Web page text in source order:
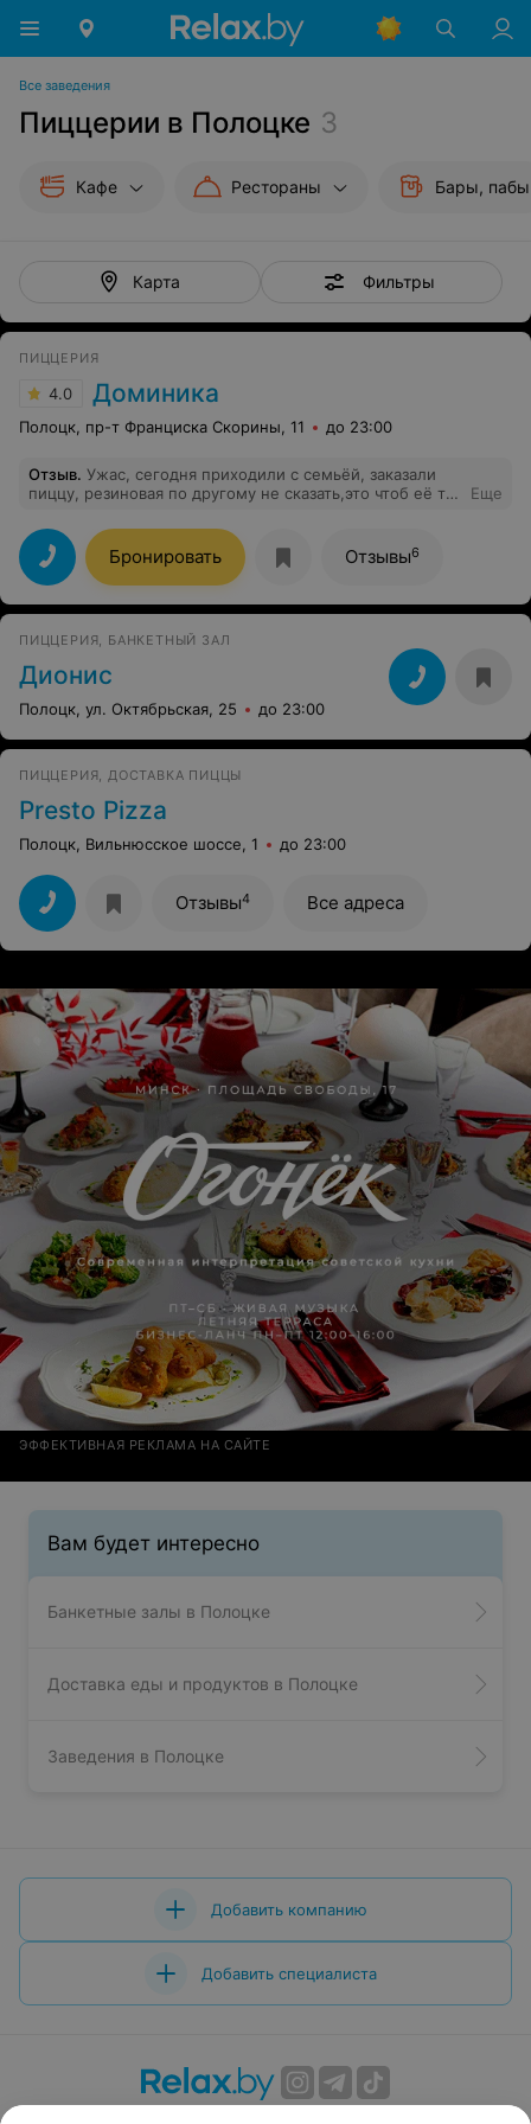
Все заведения
Пиццерии в Полоцке 3
Кафе Рестораны Бары, пабы
Карта Фильтры
ПИЦЦЕРИЯ
4.0 Доминика
Полоцк, пр-т Франциска Скорины, 11 до 23:00
Отзыв. Ужас, сегодня приходили с семьёй, заказали
пиццу, резиновая по другому не сказать,это чтоб её так
креветок, не рекомендую
Еще
Бронировать Отзывы6
ПИЦЦЕРИЯ, БАНКЕТНЫЙ ЗАЛ
Дионис
Полоцк, ул. Октябрьская, 25 до 23:00
ПИЦЦЕРИЯ, ДОСТАВКА ПИЦЦЫ
Presto Pizza
Полоцк, Вильнюсское шоссе, 1 до 23:00
Отзывы4 Все адреса
ЭФФЕКТИВНАЯ РЕКЛАМА НА САЙТЕ
Вам будет интересно
Банкетные залы в Полоцке
Доставка еды и продуктов в Полоцке
Заведения в Полоцке
Добавить компанию
Добавить специалиста